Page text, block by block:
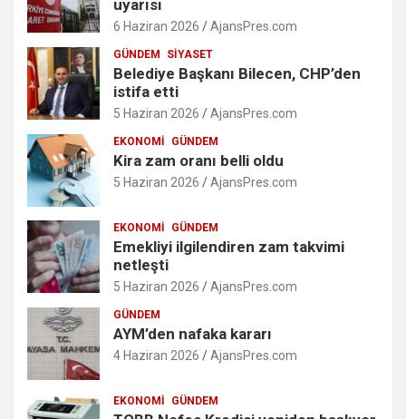
uyarısı
6 Haziran 2026 AjansPres.com
GÜNDEM SIYASET
Belediye Başkanı Bilecen, CHP’den
istifa etti
5 Haziran 2026 AjansPres.com
EKONOMI GÜNDEM
Kira zam oranı belli oldu
5 Haziran 2026 AjansPres.com
EKONOMI GÜNDEM
Emekliyi ilgilendiren zam takvimi
netleşti
5 Haziran 2026 AjansPres.com
GÜNDEM
AYM’den nafaka kararı
4 Haziran 2026 AjansPres.com
EKONOMI GÜNDEM